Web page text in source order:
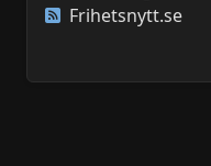
Frihetsnytt.se